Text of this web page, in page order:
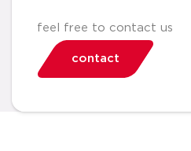
feel free to contact us
contact